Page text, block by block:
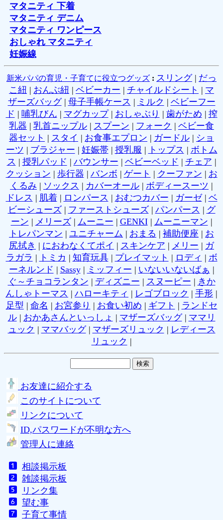
マタニティ 下着
マタニティ デニム
マタニティ ワンピース
おしゃれ マタニティ
妊娠線
新米パパの育児・子育てに役立つグッズ : スリング| だっ
こ紐 | おんぶ紐 | ベビーカー | チャイルドシート | マ
ザーズバッグ| 母子手帳ケース | ミルク | ベビーフー
ド | 哺乳びん | マグカップ| おしゃぶり | 歯がため | 搾
乳器 | 乳首ニップル | スプーン | フォーク | ベビー食
器セット | スタイ | お食事エプロン | ガードル | ショ
ーツ | ブラジャー | 妊娠帯 | 授乳服 | トップス | ボトム
ス | 授乳パッド | バウンサー | ベビーベッド | チェア |
クッション | 歩行器 | バンボ | ゲート | クーファン | お
くるみ | ソックス | カバーオール | ボディースーツ |
ドレス | 肌着| ロンパース | おむつカバー | ガーゼ| ベ
ビーシューズ| ファーストシューズ| パンパース | グ
ーン | メリーズ| ムーニー | GENKI| ムーニーマン |
トレパンマン | ユニチャーム | おまる | 補助便座 | お
尻拭き | におわなくてポイ | スキンケア | メリー | ガ
ラガラ | トミカ | 知育玩具| プレイマット | ロディ | ボ
ーネルンド | Sassy| ミッフィー | いないいないばぁ |
ぐ～チョコランタン | ディズニー | スヌーピー | きか
んしゃトーマス | ハローキティ | レゴブロック | 手形 |
足型 | 命名 | お宮参り | お食い初め | ギフト | ランドセ
ル| おかあさんといっしょ | マザーズバッグ| ママリ
ュック | ママバッグ| マザーズリュック | レディース
リュック |
お友達に紹介する
このサイトについて
リンクについて
ID,パスワードが不明な方へ
管理人に連絡
相談掲示板
雑談掲示板
リンク集
望む事
子育て事情